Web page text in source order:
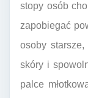
stopy osób
zapobiegać
osoby
skóry i
palce